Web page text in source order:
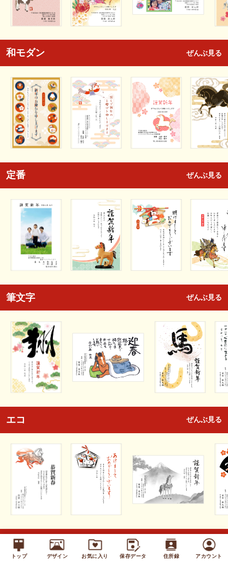
トップ デザイン お気に入り 保存データ 住所録 アカウント
和モダン ぜんぶ見る
定番 ぜんぶ見る
筆文字 ぜんぶ見る
エコ ぜんぶ見る
キッズ ぜんぶ見る